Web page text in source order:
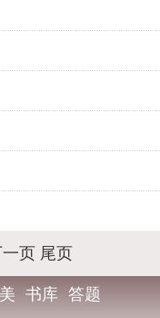
页 尾页
书库 答题